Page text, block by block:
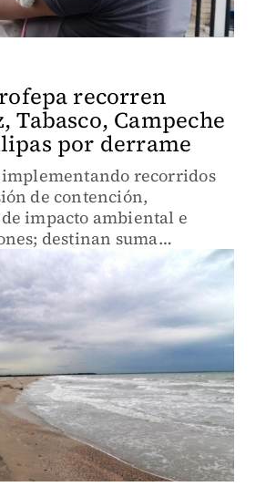
recorren
Tabasco, Campeche
por derrame
implementando recorridos
de contención,
impacto ambiental e
destinan suma
mitigar afectaciones